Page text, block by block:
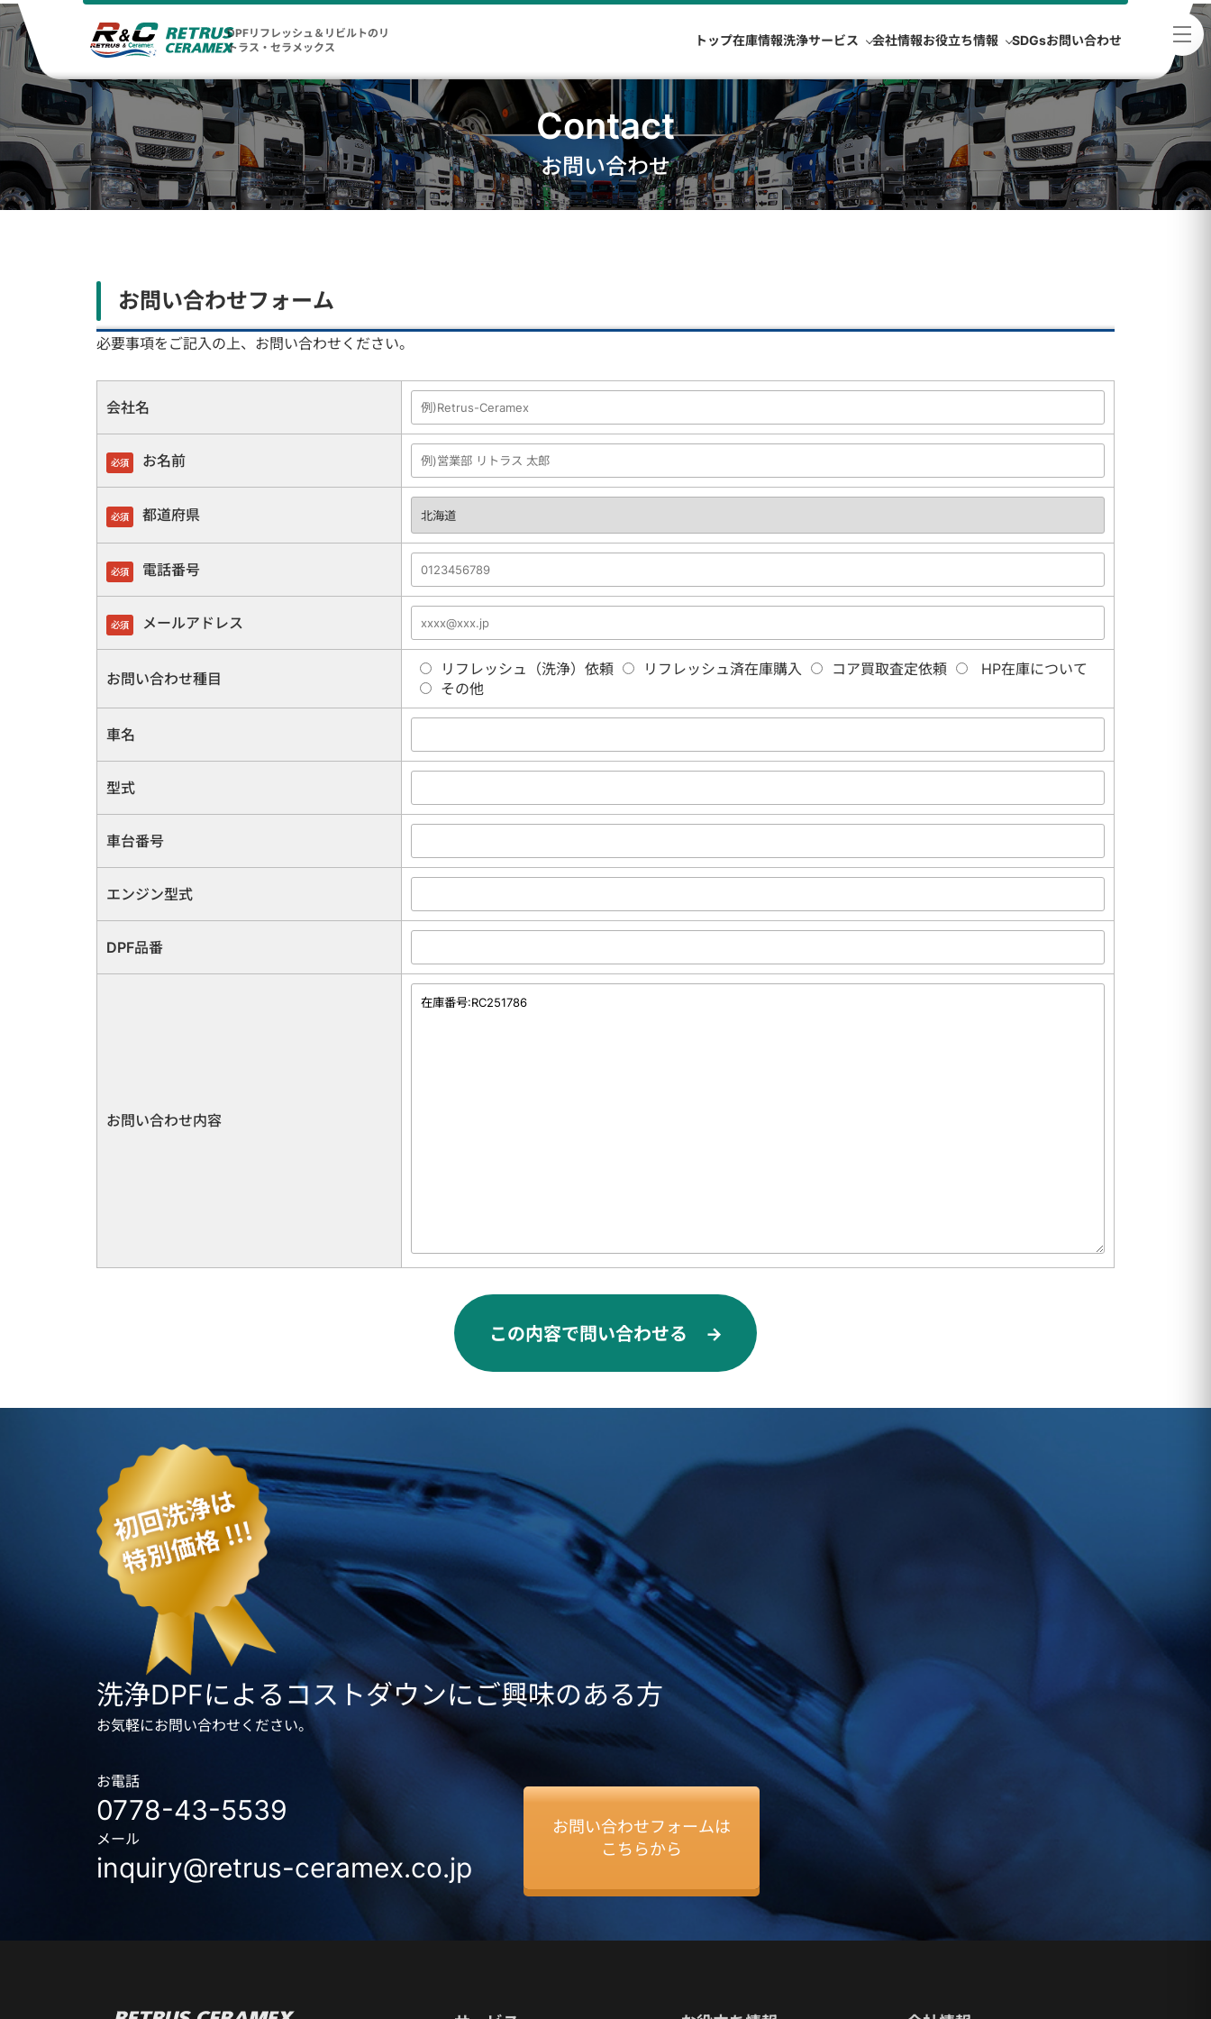
DPFリフレッシュ＆リビルトのリ
トラス・セラメックス
トップ在庫情報洗浄サービス 会社情報お役立ち情報 SDGsお問い合わせ
Contact
お問い合わせ
お問い合わせフォーム
必要事項をご記入の上、お問い合わせください。
会社名
必須 お名前
必須 都道府県
必須 電話番号
必須 メールアドレス
お問い合わせ種目
リフレッシュ（洗浄）依頼 リフレッシュ済在庫購入 コア買取査定依頼
HP在庫について
その他
車名
型式
車台番号
エンジン型式
DPF品番
お問い合わせ内容
この内容で問い合わせる →
洗浄DPFによるコストダウンにご興味のある方
お気軽にお問い合わせください。
お電話
0778-43-5539
メール
inquiry@retrus-ceramex.co.jp
お問い合わせフォームは
こちらから